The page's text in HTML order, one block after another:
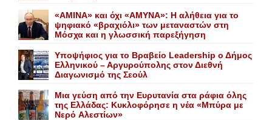
«AMINA» και όχι «ΑΜΥΝΑ»: Η αλήθεια για το
ψηφιακό «βραχιόλι» των μεταναστών στη
Μόσχα και η γλωσσική παρεξήγηση
Yποψήφιος για το Bραβείο Leadership ο Δήμος
Ελληνικού – Αργυρούπολης στον Διεθνή
Διαγωνισμό της Σεούλ
Mια γεύση από την Eυρυτανία στα ράφια όλης
της Ελλάδας: Κυκλοφόρησε η νέα «Μπύρα με
Nερό Aλεστίων»